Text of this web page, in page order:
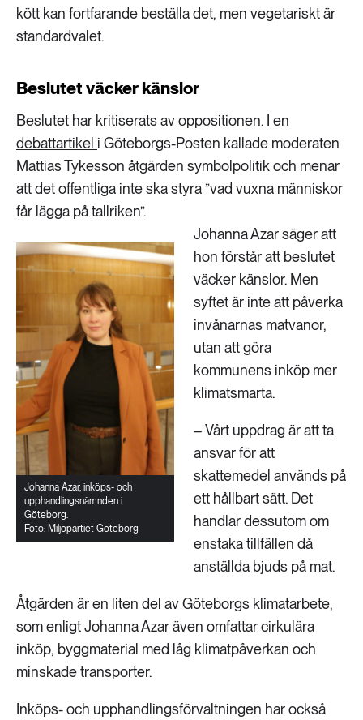
kött kan fortfarande beställa det, men vegetariskt är
standardvalet.
Beslutet väcker känslor
Beslutet har kritiserats av oppositionen. I en
debattartikel i Göteborgs-Posten kallade moderaten
Mattias Tykesson åtgärden symbolpolitik och menar
att det offentliga inte ska styra ”vad vuxna människor
får lägga på tallriken”.
Johanna Azar, inköps- och
upphandlingsnämnden i
Göteborg.
Foto: Miljöpartiet Göteborg
Johanna Azar säger att
hon förstår att beslutet
väcker känslor. Men
syftet är inte att påverka
invånarnas matvanor,
utan att göra
kommunens inköp mer
klimatsmarta.
– Vårt uppdrag är att ta
ansvar för att
skattemedel används på
ett hållbart sätt. Det
handlar dessutom om
enstaka tillfällen då
anställda bjuds på mat.
Åtgärden är en liten del av Göteborgs klimatarbete,
som enligt Johanna Azar även omfattar cirkulära
inköp, byggmaterial med låg klimatpåverkan och
minskade transporter.
Inköps- och upphandlingsförvaltningen har också